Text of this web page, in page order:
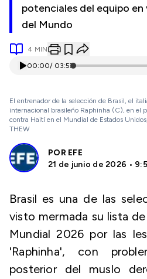
potenciales del equipo en
del Mundo
4 MIN
00:00/ 03:57
El entrenador de la selección de Brasil, el
internacional brasileño Raphinha (C), en el
contra Haití en el Mundial de Estados
THEW
POR EFE
21 de junio de 2026 •
Brasil es una de las
visto mermada su lista
Mundial 2026 por las
'Raphinha', con
posterior del muslo